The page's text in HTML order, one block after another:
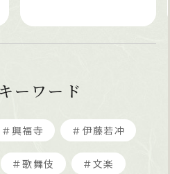
ーワード
＃興福寺 ＃伊藤若冲
＃歌舞伎 ＃文楽